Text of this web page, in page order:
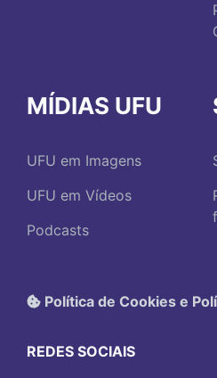
MÍDIAS UFU
UFU em Imagens
UFU em Vídeos
Podcasts
Política de Cookies e
REDES SOCIAIS